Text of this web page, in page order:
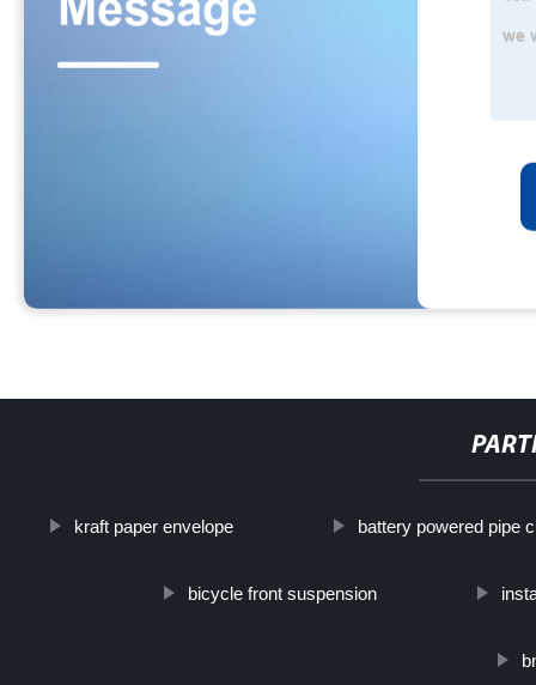
kraft paper envelope battery powered pipe
bicycle front suspension